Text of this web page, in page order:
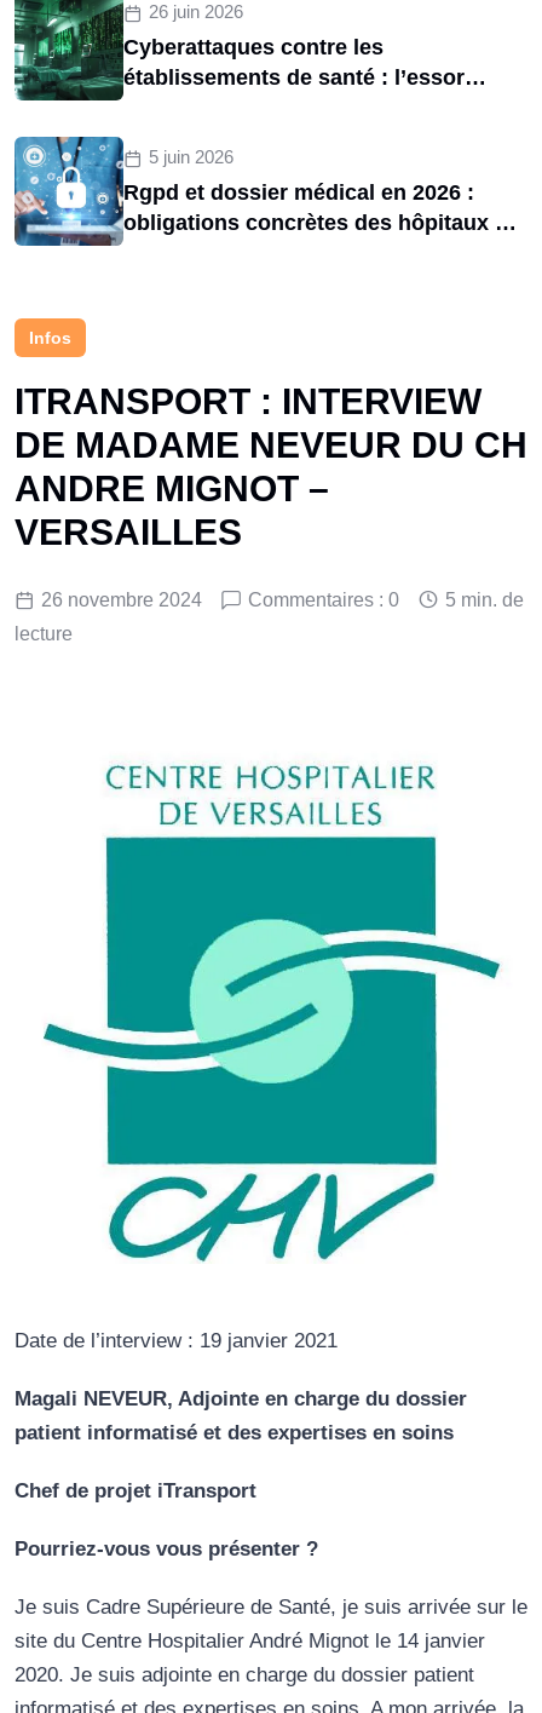
Infos
ITRANSPORT : INTERVIEW
DE MADAME NEVEUR DU CH
ANDRE MIGNOT –
VERSAILLES
26 novembre 2024 Commentaires : 0
5 min. de
lecture
Date de l’interview : 19 janvier 2021
Magali NEVEUR, Adjointe en charge du dossier
patient informatisé et des expertises en soins
Chef de projet iTransport
Pourriez-vous vous présenter ?
Je suis Cadre Supérieure de Santé, je suis arrivée sur le
site du Centre Hospitalier André Mignot le 14 janvier
2020. Je suis adjointe en charge du dossier patient
26 juin 2026
Cyberattaques contre les
établissements de santé : l’essor
5 juin 2026
Rgpd et dossier médical en 2026 :
obligations concrètes des hôpitaux et